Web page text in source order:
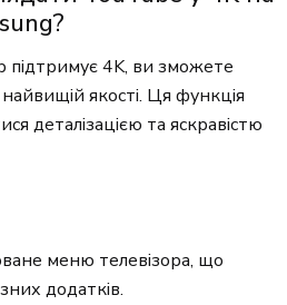
підтримує 4K, ви зможете
якості. Ця функція
деталізацією та яскравістю
меню телевізора, що
додатків.